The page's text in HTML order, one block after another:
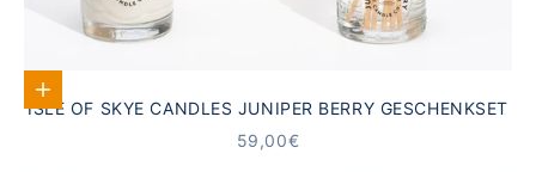
In den Warenkorb
ISLE OF SKYE CANDLES JUNIPER BERRY GESCHENKSET
ANGEBOT
59,00€